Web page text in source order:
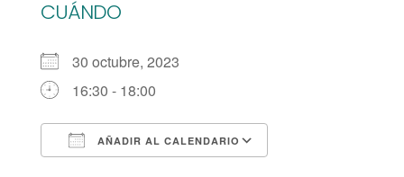
CUÁNDO
30 octubre, 2023
16:30 - 18:00
AÑADIR AL CALENDARIO